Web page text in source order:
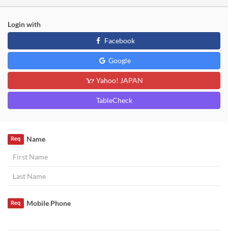
Login with
Facebook
Google
Yahoo! JAPAN
TableCheck
Name
Req
Mobile Phone
Req